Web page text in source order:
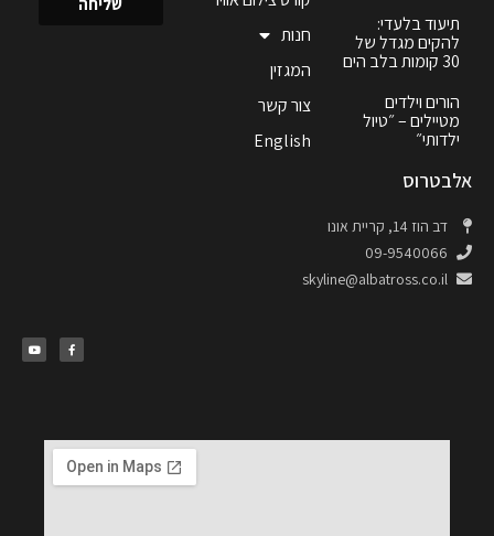
תיעוד בלעדי:
להקים מגדל של
30 קומות בלב הים
הורים וילדים
מטיילים – ״טיול
ילדותי״
חנות
המגזין
צור קשר
English
אלבטרוס
דב הוז 14, קריית אונו
09-9540066
skyline@albatross.co.il